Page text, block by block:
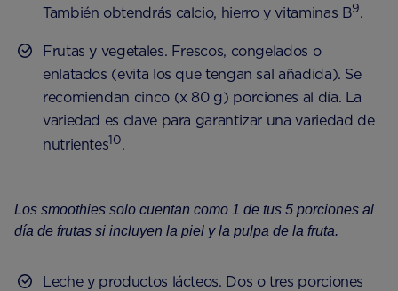
También obtendrás calcio, hierro y vitaminas B9.
Frutas y vegetales. Frescos, congelados o
enlatados (evita los que tengan sal añadida). Se
recomiendan cinco (x 80 g) porciones al día. La
variedad es clave para garantizar una variedad de
nutrientes10.
Los smoothies solo cuentan como 1 de tus 5 porciones al
día de frutas si incluyen la piel y la pulpa de la fruta.
Leche y productos lácteos. Dos o tres porciones